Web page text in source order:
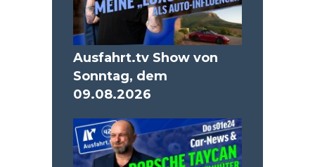
Ausfahrt.tv Show von
Sonntag, dem
09.08.2026